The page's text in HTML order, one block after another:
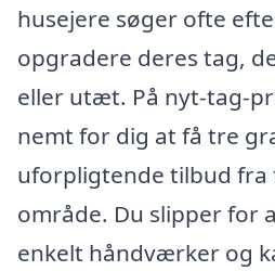
husejere søger ofte
opgradere deres tag,
eller utæt. På nyt-tag-
nemt for dig at få tre
uforpligtende tilbud fra
område. Du slipper for
enkelt håndværker og